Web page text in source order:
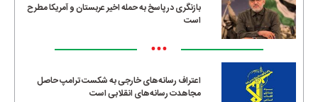
بازنگری در پاسخ به حمله اخیر عربستان و آمریکا مطرح
است
•••
اعتراف رسانه‌های خارجی به شکست ترامپ حاصل
مجاهدت رسانه‌های انقلابی است